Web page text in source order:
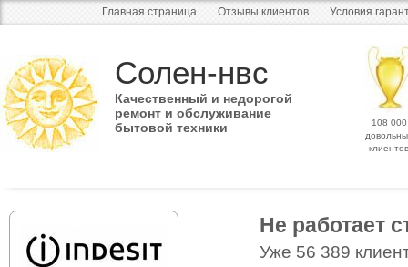
Главная страница Отзывы клиентов Условия
Солен-нвс
Качественный и недорогой
ремонт и обслуживание
бытовой техники
108 000
клиентов
Не работает
Уже 56 389